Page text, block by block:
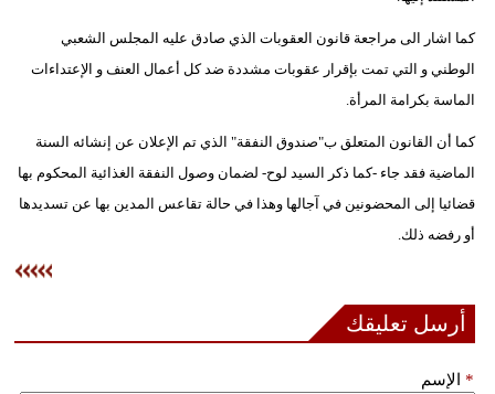
كما اشار الى مراجعة قانون العقوبات الذي صادق عليه المجلس الشعبي
الوطني و التي تمت بإقرار عقوبات مشددة ضد كل أعمال العنف و الإعتداءات
الماسة بكرامة المرأة.
كما أن القانون المتعلق ب"صندوق النفقة" الذي تم الإعلان عن إنشائه السنة
الماضية فقد جاء -كما ذكر السيد لوح- لضمان وصول النفقة الغذائية المحكوم بها
قضائيا إلى المحضونين في آجالها وهذا في حالة تقاعس المدين بها عن تسديدها
أو رفضه ذلك.
أرسل تعليقك
الإسم *